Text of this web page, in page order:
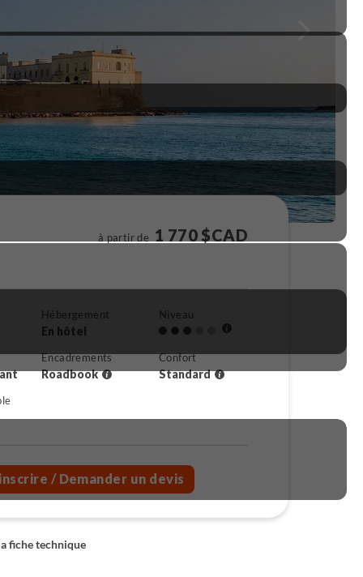
à partir de 1 770 $CAD
Hébergement
En hôtel
Niveau
Encadrements
Roadbook
Confort
Standard
/ Demander un devis
fiche technique